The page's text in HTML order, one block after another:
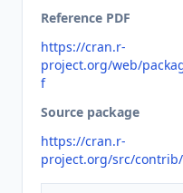
Reference PDF
https://cran.r-
project.org/web/
f
Source package
https://cran.r-
project.org/src/contrib/